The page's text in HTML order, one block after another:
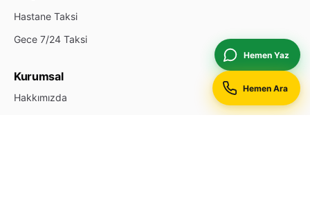
Hastane Taksi
Gece 7/24 Taksi
Kurumsal
Hakkımızda
Hemen Yaz
Hemen Ara